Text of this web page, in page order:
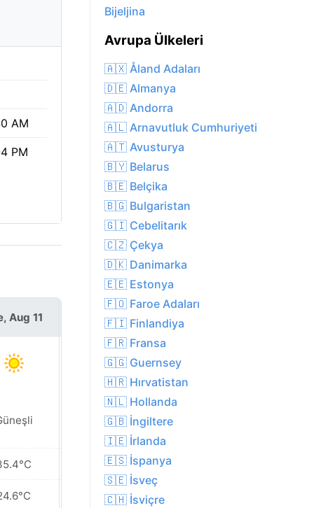
AM
PM
Aug 11 Wed, Aug 12
Güneşli
32.6°C
23.6°C
Bijeljina
Avrupa Ülkeleri
🇦🇽 Åland Adaları
🇩🇪 Almanya
🇦🇩 Andorra
🇦🇱 Arnavutluk Cumhuriyeti
🇦🇹 Avusturya
🇧🇾 Belarus
🇧🇪 Belçika
🇧🇬 Bulgaristan
🇬🇮 Cebelitarık
🇨🇿 Çekya
🇩🇰 Danimarka
🇪🇪 Estonya
🇫🇴 Faroe Adaları
🇫🇮 Finlandiya
🇫🇷 Fransa
🇬🇬 Guernsey
🇭🇷 Hırvatistan
🇳🇱 Hollanda
🇬🇧 İngiltere
🇮🇪 İrlanda
🇪🇸 İspanya
🇸🇪 İsveç
🇨🇭 İsviçre